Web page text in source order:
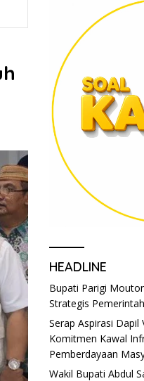
HEADLINE
Bupati Parigi
Strategis
Serap Aspirasi Dapil
Komitmen Kawal
Pemberdayaan
Wakil Bupati Abdul